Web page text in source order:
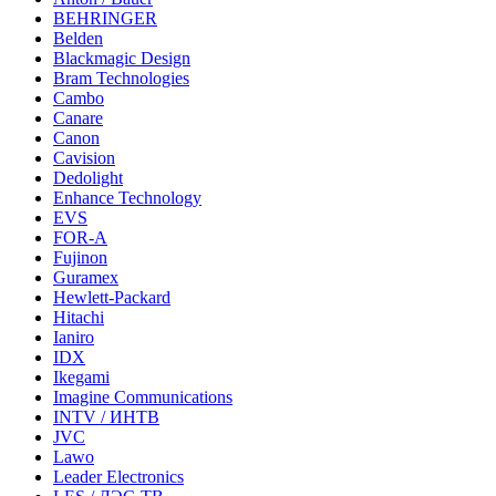
BEHRINGER
Belden
Blackmagic Design
Bram Technologies
Cambo
Canare
Canon
Cavision
Dedolight
Enhance Technology
EVS
FOR-A
Fujinon
Guramex
Hewlett-Packard
Hitachi
Ianiro
IDX
Ikegami
Imagine Communications
INTV / ИНТВ
JVC
Lawo
Leader Electronics